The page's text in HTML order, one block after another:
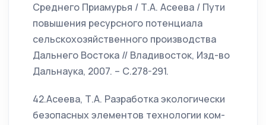
Среднего Приамурья / Т.А. Асеева / Пути
повышения ресурсного потенциала
сельскохозяйственного производства
Дальнего Востока // Владивосток, Изд-во
Дальнаука, 2007. – С.278-291.
42.Асеева, Т.А. Разработка экологически
безопасных элементов технологии ком-